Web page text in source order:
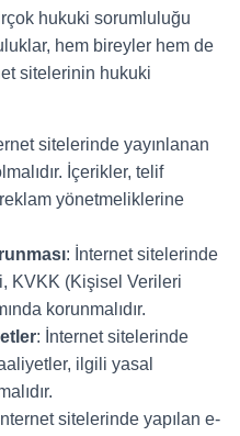
hukuki sorumluluğu
hem bireyler hem de
sitelerinin hukuki
sitelerinde yayınlanan
İçerikler, telif
yönetmeliklerine
: İnternet sitelerinde
KVKK (Kişisel Verileri
korunmalıdır.
: İnternet sitelerinde
ilgili yasal
sitelerinde yapılan e-